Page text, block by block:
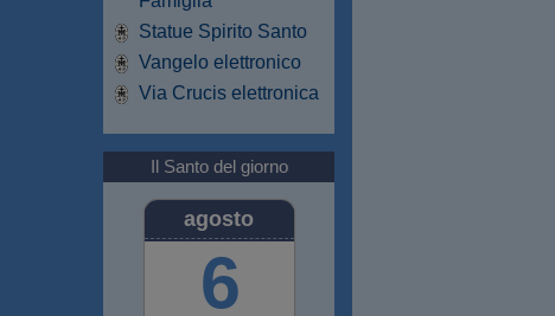
Statue Spirito Santo
Vangelo elettronico
Via Crucis elettronica
Il Santo del giorno
agosto
6